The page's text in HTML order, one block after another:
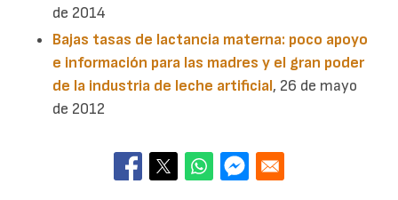
de 2014
Bajas tasas de lactancia materna: poco apoyo
e información para las madres y el gran poder
de la industria de leche artificial, 26 de mayo
de 2012